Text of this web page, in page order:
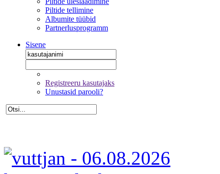
Piltide tellimine
Albumite tüübid
Partnerlusprogramm
Sisene
Registreeru kasutajaks
Unustasid parooli?